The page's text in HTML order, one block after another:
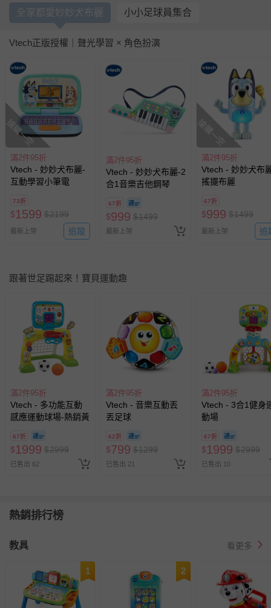
全家都愛妙妙犬布麗 小小足球員集合
Vtech正版授權｜聲光學習 × 角色扮演
搶購一空
滿2件95折
Vtech - 妙妙犬布麗-
互動學習小筆電
73折
$1599 $2199
最新上架 追蹤
滿2件95折
Vtech - 妙妙犬布麗-2
合1音樂吉他鋼琴
67折
$999 $1499
最新上架
搶購一空
滿2件95折
Vtech - 妙妙犬布
搖擺布麗
67折
$999 $1499
最新上架 追
跟著世足踢起來！寶貝運動趣
滿2件95折
Vtech - 多功能互動
感應運動球場-熱銷黃
67折
$1999 $2999
已售出 62
滿2件95折
Vtech - 音樂互動丟
丟足球
62折
$799 $1299
已售出 21
滿2件95折
Vtech - 3合1健身
動場
67折
$1999 $2999
已售出 10
熱銷排行榜
教具 看更多
1 2